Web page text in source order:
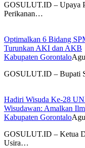
GOSULUT.ID – Upaya
Perikanan…
Optimalkan 6 Bidang
Turunkan AKI dan AKB
Kabupaten Gorontalo
GOSULUT.ID – Bupati
Hadiri Wisuda Ke-28
Wisudawan: Amalkan
Kabupaten Gorontalo
GOSULUT.ID – Ketua
Usira…